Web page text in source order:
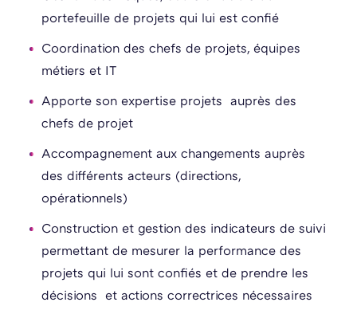
portefeuille de projets qui lui est confié
Coordination des chefs de projets, équipes
métiers et IT
Apporte son expertise projets auprès des
chefs de projet
Accompagnement aux changements auprès
des différents acteurs (directions,
opérationnels)
Construction et gestion des indicateurs de suivi
permettant de mesurer la performance des
projets qui lui sont confiés et de prendre les
décisions et actions correctrices nécessaires